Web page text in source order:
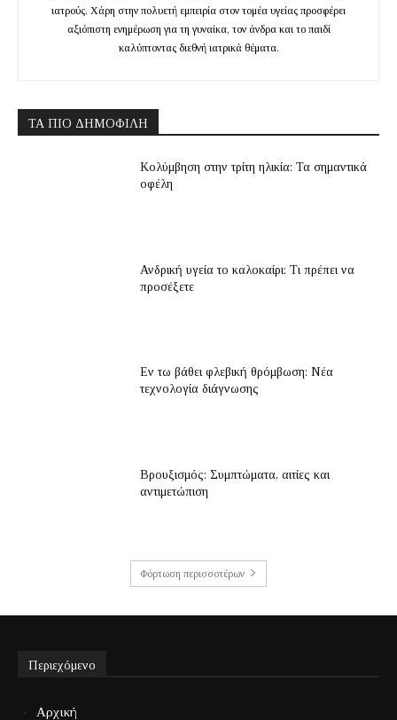
ιατρούς. Χάρη στην πολυετή εμπειρία στον τομέα υγείας προσφέρει
αξιόπιστη ενημέρωση για τη γυναίκα, τον άνδρα και το παιδί
καλύπτοντας διεθνή ιατρικά θέματα.
ΤΑ ΠΙΟ ΔΗΜΟΦΙΛΉ
Κολύμβηση στην τρίτη ηλικία: Τα σημαντικά
οφέλη
Ανδρική υγεία το καλοκαίρι: Τι πρέπει να
προσέξετε
Εν τω βάθει φλεβική θρόμβωση: Νέα
τεχνολογία διάγνωσης
Βρουξισμός: Συμπτώματα, αιτίες και
αντιμετώπιση
Φόρτωση περισσοτέρων
Περιεχόμενο
Αρχική